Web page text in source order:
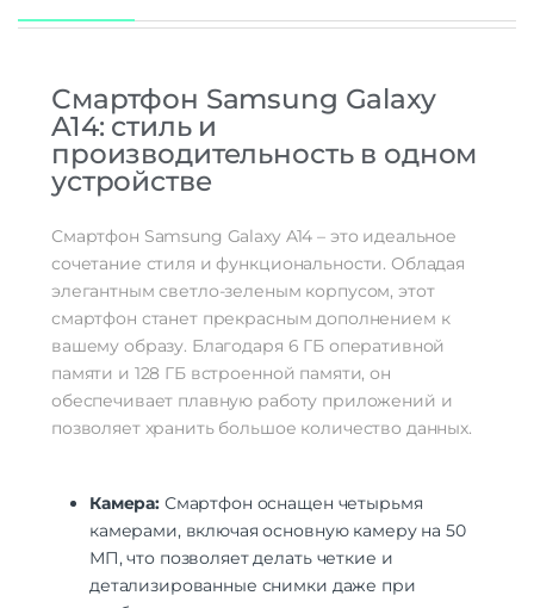
Стандарт связи
2G | 3G | 4G LTE
Стандарт Wi-Fi
Интернет
Процессор
Процессор
Mediatek Helio G80
Характеристики процессора
количество ядер: 8 | частота: 2000
МГц | видеопроцессор: Mali-G52 MP2 |
2×2.0 ГГц Cortex-A75, 6×1.8 ГГц Cortex-
FHD (1920 x 1080) для 30 к/с
Время работы с видео
Макс. разрешение видео
Смартфон Samsung Galaxy
A14: стиль и
производительность в одном
устройстве
Смартфон Samsung Galaxy A14 – это идеальное
сочетание стиля и функциональности. Обладая
элегантным светло-зеленым корпусом, этот
смартфон станет прекрасным дополнением к
вашему образу. Благодаря 6 ГБ оперативной
памяти и 128 ГБ встроенной памяти, он
обеспечивает плавную работу приложений и
позволяет хранить большое количество данных.
Камера: Смартфон оснащен четырьмя
камерами, включая основную камеру на 50
МП, что позволяет делать четкие и
детализированные снимки даже при